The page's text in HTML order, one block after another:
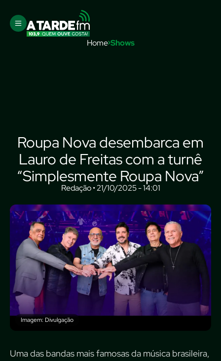
Home Shows
Roupa Nova desembarca em
Lauro de Freitas com a turnê
“Simplesmente Roupa Nova”
Redação • 21/10/2025 - 14:01
Imagem: Divulgação
Uma das bandas mais famosas da música brasileira,